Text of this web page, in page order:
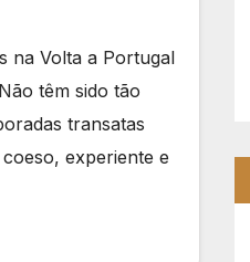
na Volta a Portugal
têm sido tão
transatas
experiente e